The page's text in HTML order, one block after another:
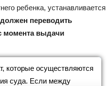
ребенка, устанавливается
переводить
момента выдачи
которые осуществляются
суда. Если между